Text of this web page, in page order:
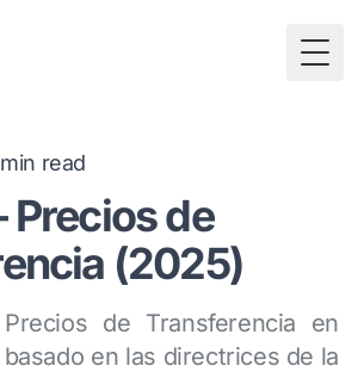
read
Precios de
(2025)
de Transferencia en
en las directrices de la